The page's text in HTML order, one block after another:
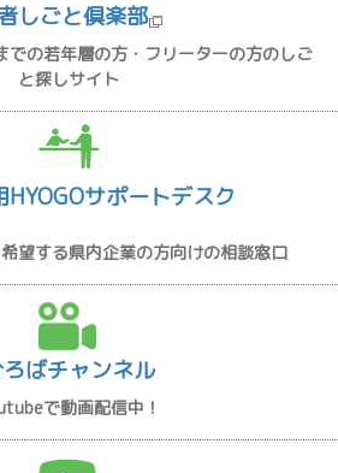
しごと倶楽部
での若年層の方・フリーターの方のしご
と探しサイト
HYOGOサポートデスク
望する県内企業の方向けの相談窓口
ろばチャンネル
で動画配信中！